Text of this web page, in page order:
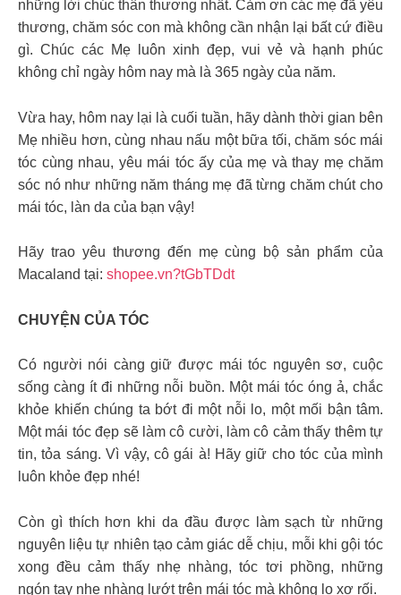
những lời chúc thân thương nhất. Cảm ơn các mẹ đã yêu
thương, chăm sóc con mà không cần nhận lại bất cứ điều
gì. Chúc các Mẹ luôn xinh đẹp, vui vẻ và hạnh phúc
không chỉ ngày hôm nay mà là 365 ngày của năm.
Vừa hay, hôm nay lại là cuối tuần, hãy dành thời gian bên
Mẹ nhiều hơn, cùng nhau nấu một bữa tối, chăm sóc mái
tóc cùng nhau, yêu mái tóc ấy của mẹ và thay mẹ chăm
sóc nó như những năm tháng mẹ đã từng chăm chút cho
mái tóc, làn da của bạn vậy!
Hãy trao yêu thương đến mẹ cùng bộ sản phẩm của
Macaland tại: shopee.vn?tGbTDdt
CHUYỆN CỦA TÓC
Có người nói càng giữ được mái tóc nguyên sơ, cuộc
sống càng ít đi những nỗi buồn. Một mái tóc óng ả, chắc
khỏe khiến chúng ta bớt đi một nỗi lo, một mối bận tâm.
Một mái tóc đẹp sẽ làm cô cười, làm cô cảm thấy thêm tự
tin, tỏa sáng. Vì vậy, cô gái à! Hãy giữ cho tóc của mình
luôn khỏe đẹp nhé!
Còn gì thích hơn khi da đầu được làm sạch từ những
nguyên liệu tự nhiên tạo cảm giác dễ chịu, mỗi khi gội tóc
xong đều cảm thấy nhẹ nhàng, tóc tơi phồng, những
ngón tay nhẹ nhàng lướt trên mái tóc mà không lo xơ rối.